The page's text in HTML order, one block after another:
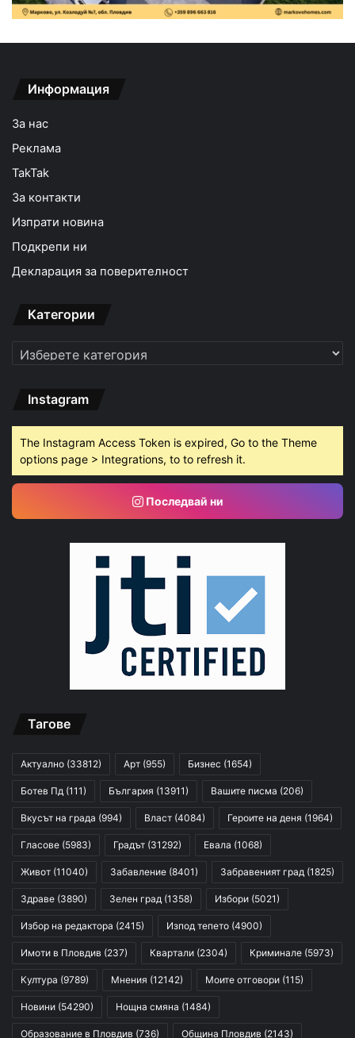
Информация
За нас
Реклама
TakTak
За контакти
Изпрати новина
Подкрепи ни
Декларация за поверителност
Категории
Категории
Instagram
The Instagram Access Token is expired, Go to the Theme
options page > Integrations, to to refresh it.
Последвай ни
Тагове
Актуално (33812) Арт (955) Бизнес (1654)
Ботев Пд (111) България (13911) Вашите писма (206)
Вкусът на града (994) Власт (4084) Героите на деня (1964)
Гласове (5983) Градът (31292) Евала (1068)
Живот (11040) Забавление (8401) Забравеният град (1825)
Здраве (3890) Зелен град (1358) Избори (5021)
Избор на редактора (2415) Изпод тепето (4900)
Имоти в Пловдив (237) Квартали (2304) Криминале (5973)
Култура (9789) Мнения (12142) Моите отговори (115)
Новини (54290) Нощна смяна (1484)
Образование в Пловдив (736) Община Пловдив (2143)